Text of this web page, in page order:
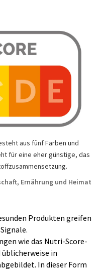
aus fünf Farben und
für eine eher günstige, das
Ernährung und Heimat
Produkten greifen
wie das Nutri-Score-
in
In dieser Form